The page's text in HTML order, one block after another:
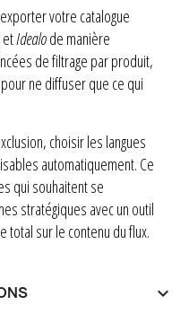
votre catalogue
Idealode manière
de filtrage par produit,
ne diffuser que ce qui
choisir les langues
automatiquement. Ce
qui souhaitent se
stratégiques avec un outil
total sur le contenu du flux.
keyboard_arrow_down